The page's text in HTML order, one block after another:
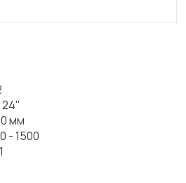
мм
- 1500